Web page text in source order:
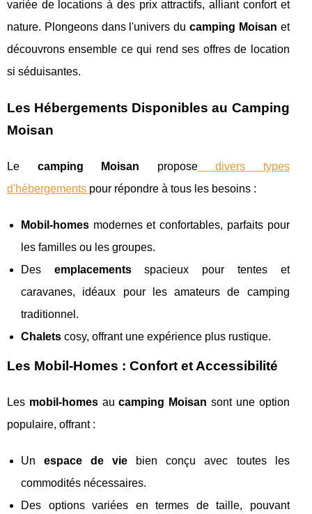
variée de locations à des prix attractifs, alliant confort et
nature. Plongeons dans l'univers du camping Moisan et
découvrons ensemble ce qui rend ses offres de location
si séduisantes.
Les Hébergements Disponibles au Camping
Moisan
Le camping Moisan proposedivers types
d'hébergements pour répondre à tous les besoins :
Mobil-homes modernes et confortables, parfaits pour
les familles ou les groupes.
Des emplacementsspacieux pour tentes et
caravanes, idéaux pour les amateurs de camping
traditionnel.
Chalets cosy, offrant une expérience plus rustique.
Les Mobil-Homes : Confort et Accessibilité
Les mobil-homesaucamping Moisan sont une option
populaire, offrant :
Unespace de vie bien conçu avec toutes les
commodités nécessaires.
Des options variées en termes de taille, pouvant